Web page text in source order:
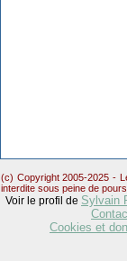
(c) Copyright 2005-2025 -
interdite sous peine de
Voir le profil de Sylvain
Cookies et